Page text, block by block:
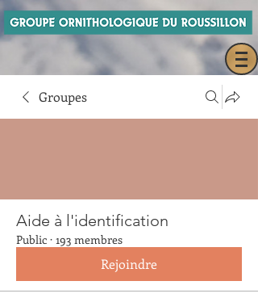
Groupes
Aide à l'identification
Public · 193 membres
Rejoindre